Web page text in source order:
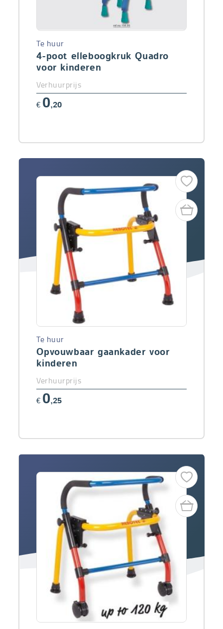
4-poot elleboogkruk Quadro
voor kinderen
Te huur
Verhuurprijs
€ 0,20
Opvouwbaar gaankader voor
kinderen
Te huur
Verhuurprijs
€ 0,25